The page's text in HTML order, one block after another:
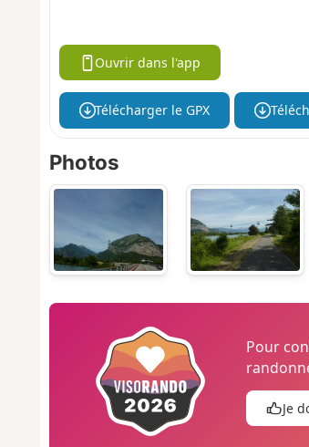
Ouvrir dans l'app
Télécharger le GPX
Photos
Pour
Je